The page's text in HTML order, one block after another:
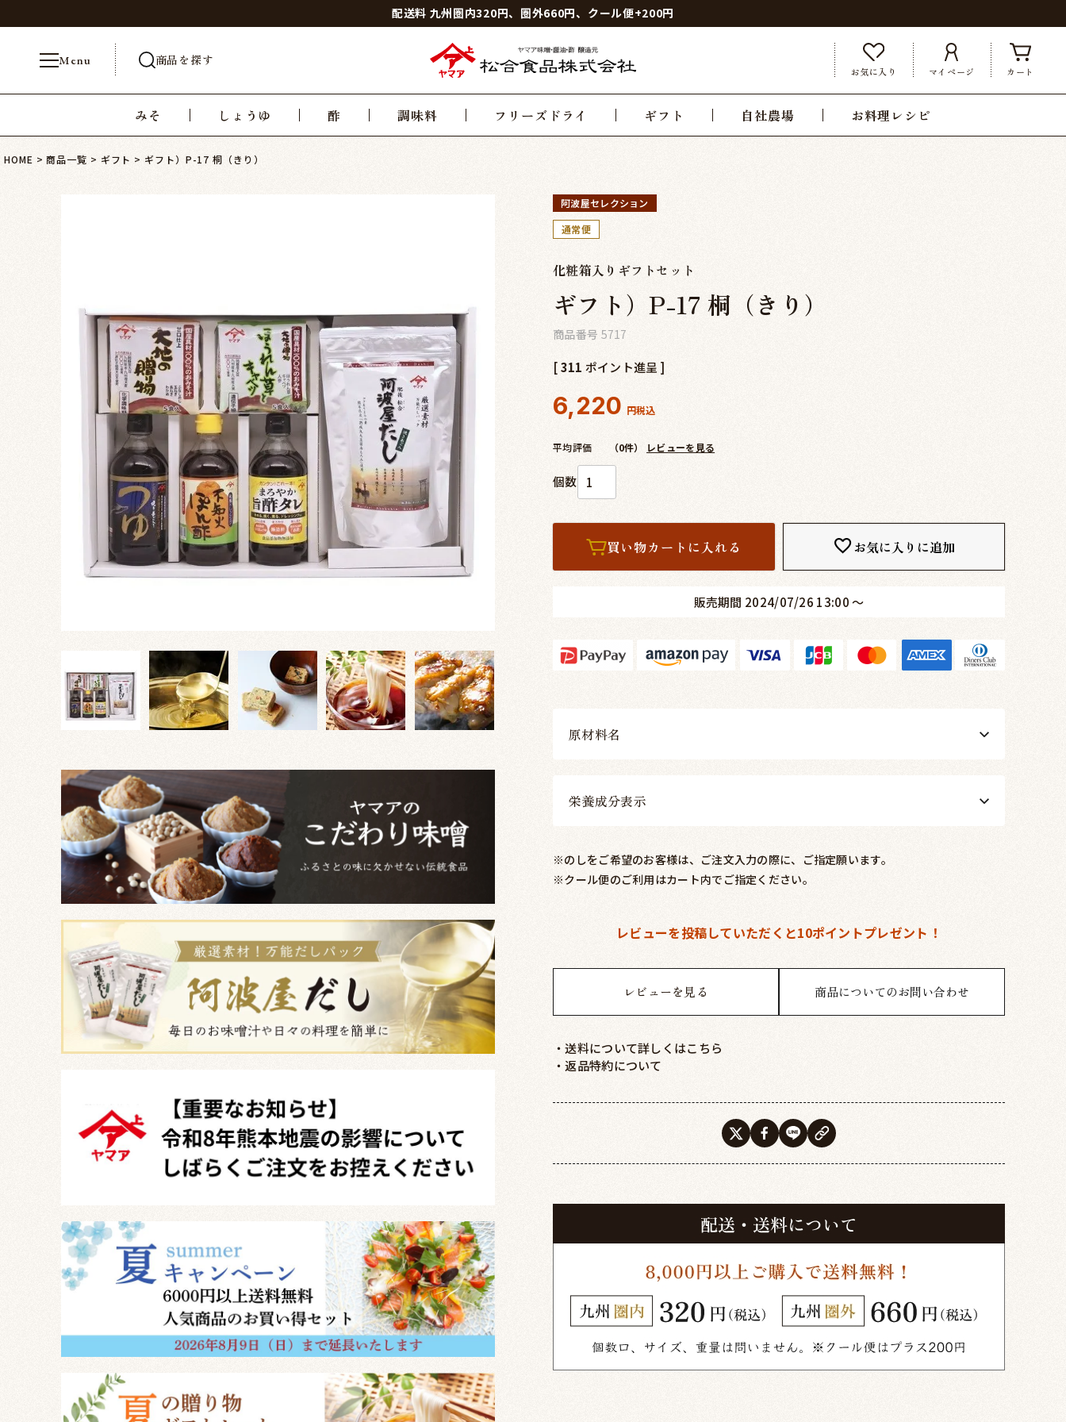
配送料 九州圏内320円、圏外660円、クール便+200円
Menu 商品を探す
お気に入り マイページ カート
みそ しょうゆ 酢 調味料 フリーズドライ ギフト 自社農場 お料理レシピ
HOME 商品一覧 ギフト ギフト）P-17 桐（きり）
阿波屋セレクション
通常便
化粧箱入りギフトセット
ギフト）P-17 桐（きり）
商品番号 5717
[311 ポイント進呈 ]
6,220 税込
平均評価 （0件） レビューを見る
お気に入りに追加
買い物カートに入れる
販売期間 2024/07/26 13:00〜
原材料名
栄養成分表示
※のしをご希望のお客様は、ご注文入力の際に、ご指定願います。
※クール便のご利用はカート内でご指定ください。
レビューを投稿していただくと10ポイントプレゼント！
レビューを見る 商品についてのお問い合わせ
・送料について詳しくはこちら
・返品特約について